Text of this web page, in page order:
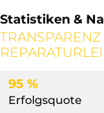
Statistiken &
95 %
Erfolgsquote